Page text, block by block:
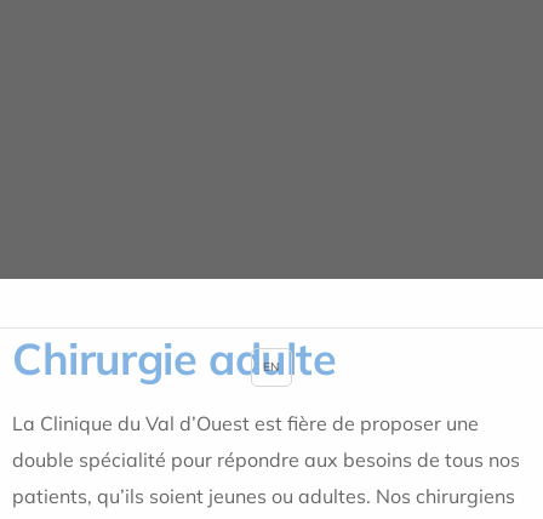
Chirurgie adulte
La Clinique du Val d’Ouest est fière de proposer une
double spécialité pour répondre aux besoins de tous nos
patients, qu’ils soient jeunes ou adultes. Nos chirurgiens
EN